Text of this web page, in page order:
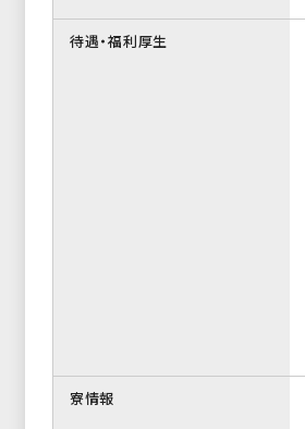
待遇・福利厚生
寮情報